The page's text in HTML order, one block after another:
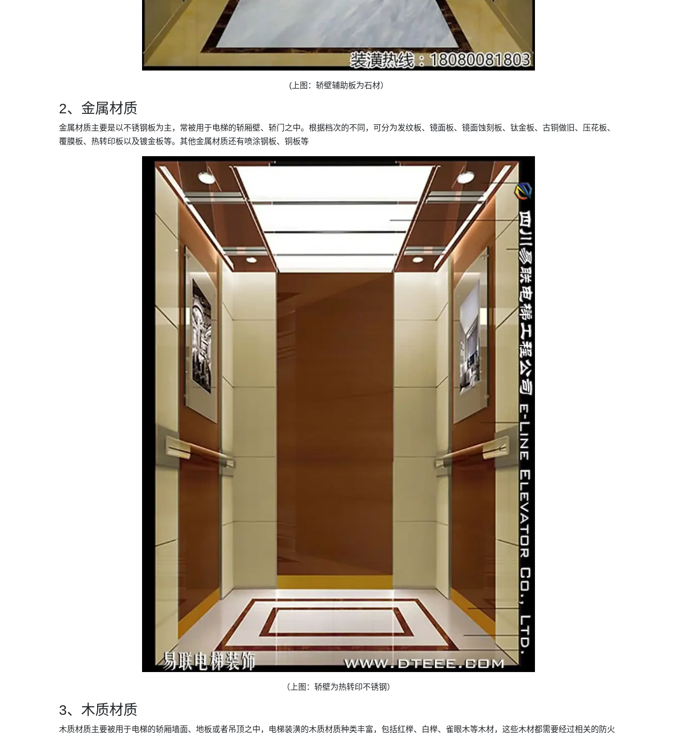
(上图：轿壁辅助板为石材）
2、金属材质
金属材质主要是以不锈钢板为主，常被用于电梯的轿厢壁、轿门之中。根据档次的不同，可分为发纹板、镜面板、镜面蚀刻板、钛金板、古铜做旧、压花板、
覆膜板、热转印板以及镀金板等。其他金属材质还有喷涂钢板、铜板等
（上图：轿壁为热转印不锈钢）
3、木质材质
木质材质主要被用于电梯的轿厢墙面、地板或者吊顶之中，电梯装潢的木质材质种类丰富，包括红榉、白榉、雀眼木等木材，这些木材都需要经过相关的防火